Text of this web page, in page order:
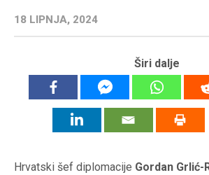
18 LIPNJA, 2024
Širi dalje
Hrvatski šef diplomacije Gordan Grlić-